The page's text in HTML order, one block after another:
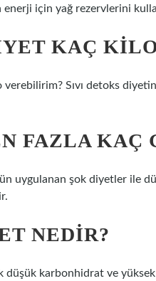
için yağ rezervlerini
KAÇ
verebilirim? Sıvı detoks
FAZLA KAÇ
uygulanan şok diyetler ile
NEDIR?
düşük karbonhidrat ve